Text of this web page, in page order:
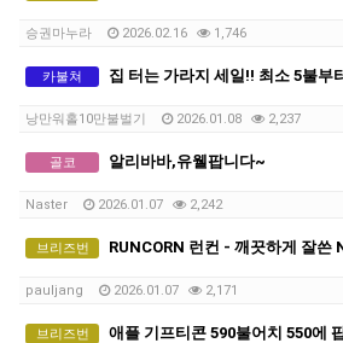
승권마누라 2026.02.16 1,746
카불쳐 집 터는 가라지 세일!! 최소 5불부터 시작!!! 필요한
낭만워홀10만불벌기 2026.01.08 2,237
골코 알리바바,유웰팝니다~
Naster 2026.01.07 2,242
브리즈번 RUNCORN 런컨 - 깨끗하게 잘쓴 NORCO 자전거 150달러팝니다(조미료공짜
pauljang 2026.01.07 2,171
브리즈번 애플 기프티콘 590불어치 550에